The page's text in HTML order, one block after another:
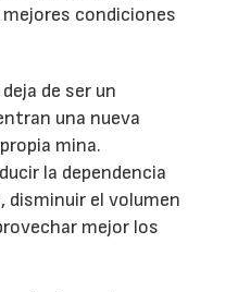
condiciones
de ser un
una nueva
mina.
la dependencia
disminuir el volumen
mejor los